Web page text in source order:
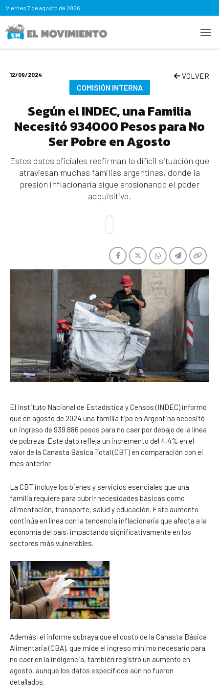
Viernes 7 de agosto de 2026
12/09/2024 VOLVER
COMISIÓN INTERNA
Según el INDEC, una Familia
Necesitó 934000 Pesos para No
Ser Pobre en Agosto
Estos datos oficiales reafirman la difícil situación que
atraviesan muchas familias argentinas, donde la
presión inflacionaria sigue erosionando el poder
adquisitivo.
El Instituto Nacional de Estadística y Censos (INDEC) informó
que en agosto de 2024 una familia tipo en Argentina necesitó
un ingreso de 939.886 pesos para no caer por debajo de la línea
de pobreza. Este dato refleja un incremento del 4,4% en el
valor de la Canasta Básica Total (CBT) en comparación con el
mes anterior.
La CBT incluye los bienes y servicios esenciales que una
familia requiere para cubrir necesidades básicas como
alimentación, transporte, salud y educación. Este aumento
continúa en línea con la tendencia inflacionaria que afecta a la
economía del país, impactando significativamente en los
sectores más vulnerables.
Además, el informe subraya que el costo de la Canasta Básica
Alimentaria (CBA), que mide el ingreso mínimo necesario para
no caer en la indigencia, también registró un aumento en
agosto, aunque los datos específicos aún no fueron
detallados.